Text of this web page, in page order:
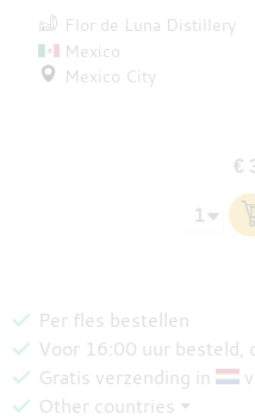
Flor de Luna Distillery
Mexico
Mexico City
€
Per fles bestellen
Voor 16:00 uur besteld,
Gratis verzending in
Other countries ⏷